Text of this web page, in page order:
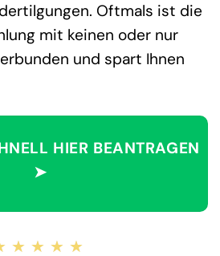
Oftmals ist die
mit keinen oder nur
und spart Ihnen
HIER BEANTRAGEN
➤